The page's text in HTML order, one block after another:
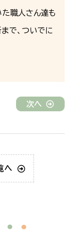
た職人さん達も
で、ついでに
次へ
へ